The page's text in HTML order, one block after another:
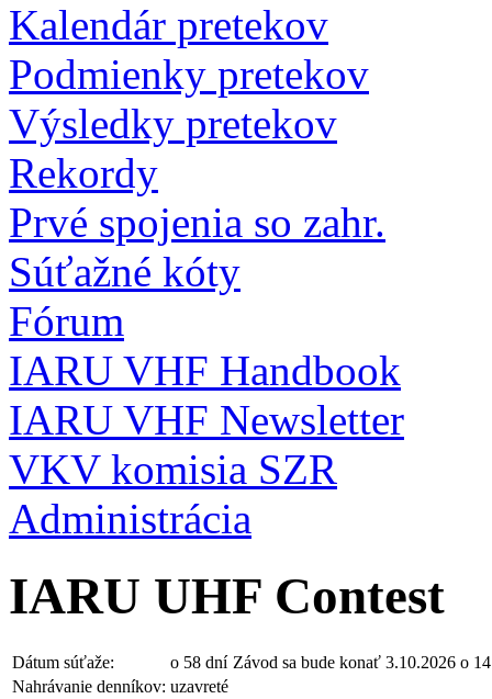
Kalendár pretekov
Podmienky pretekov
Výsledky pretekov
Rekordy
Prvé spojenia so zahr.
Súťažné kóty
Fórum
IARU VHF Handbook
IARU VHF Newsletter
VKV komisia SZR
Administrácia
IARU UHF Contest
Dátum súťaže: o 58 dní Závod sa bude konať 3.10.2026 o
Nahrávanie denníkov: uzavreté